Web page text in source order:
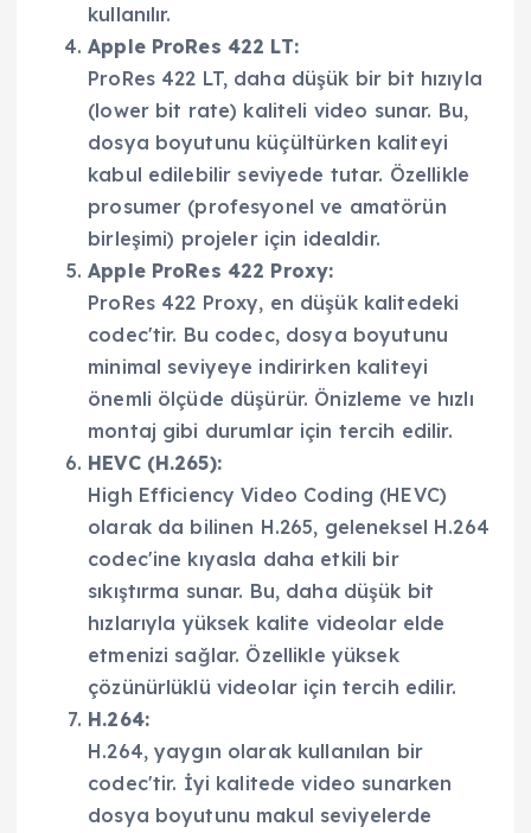
kullanılır.
Apple ProRes 422 LT:
ProRes 422 LT, daha düşük bir bit hızıyla
(lower bit rate) kaliteli video sunar. Bu,
dosya boyutunu küçültürken kaliteyi
kabul edilebilir seviyede tutar. Özellikle
prosumer (profesyonel ve amatörün
birleşimi) projeler için idealdir.
Apple ProRes 422 Proxy:
ProRes 422 Proxy, en düşük kalitedeki
codec'tir. Bu codec, dosya boyutunu
minimal seviyeye indirirken kaliteyi
önemli ölçüde düşürür. Önizleme ve hızlı
montaj gibi durumlar için tercih edilir.
HEVC (H.265):
High Efficiency Video Coding (HEVC)
olarak da bilinen H.265, geleneksel H.264
codec'ine kıyasla daha etkili bir
sıkıştırma sunar. Bu, daha düşük bit
hızlarıyla yüksek kalite videolar elde
etmenizi sağlar. Özellikle yüksek
çözünürlüklü videolar için tercih edilir.
H.264:
H.264, yaygın olarak kullanılan bir
codec'tir. İyi kalitede video sunarken
dosya boyutunu makul seviyelerde